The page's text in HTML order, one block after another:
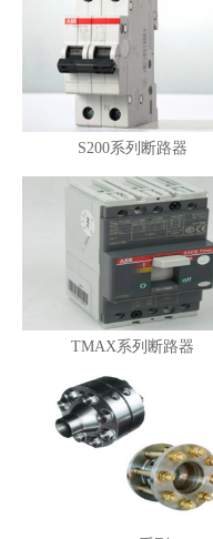
S200系列断路器
TMAX系列断路器